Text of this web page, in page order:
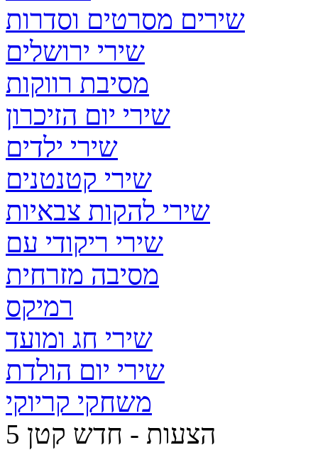
שירים מסרטים וסדרות
שירי ירושלים
מסיבת רווקות
שירי יום הזיכרון
שירי ילדים
שירי קטנטנים
שירי להקות צבאיות
שירי ריקודי עם
מסיבה מזרחית
רמיקס
שירי חג ומועד
שירי יום הולדת
משחקי קריוקי
5 הצעות - חדש קטן